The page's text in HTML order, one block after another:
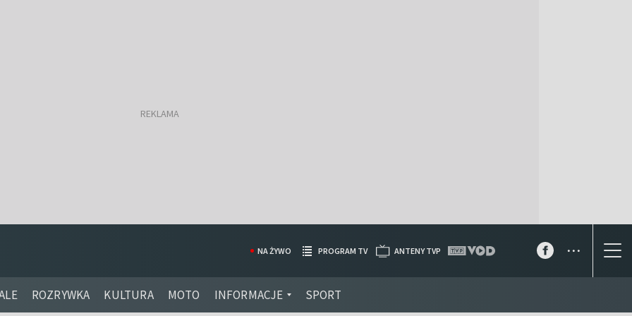
ROZRYWKA KULTURA MOTO INFORMACJE SPORT
NA ŻYWO PROGRAM TV ANTENY TVP ...